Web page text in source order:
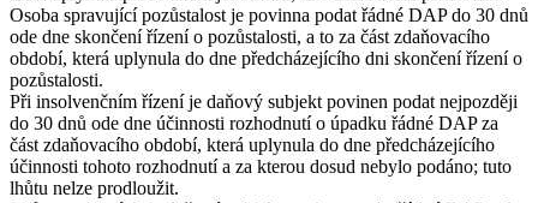
Osoba spravující pozůstalost je povinna podat řádné DAP do 30 dnů
ode dne skončení řízení o pozůstalosti, a to za část zdaňovacího
období, která uplynula do dne předcházejícího dni skončení řízení o
pozůstalosti.
Při insolvenčním řízení je daňový subjekt povinen podat nejpozději
do 30 dnů ode dne účinnosti rozhodnutí o úpadku řádné DAP za
část zdaňovacího období, která uplynula do dne předcházejícího
účinnosti tohoto rozhodnutí a za kterou dosud nebylo podáno; tuto
lhůtu nelze prodloužit.